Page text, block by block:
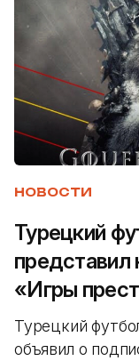
НОВОСТИ
Турецкий
представил
«Игры
Турецкий
объявил о